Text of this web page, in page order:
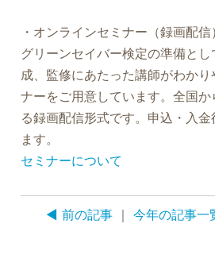
・オンラインセミナー（録画配信
グリーンセイバー検定の準備と
成、監修にあたった講師がわかり
ナーをご用意しています。全国
る録画配信形式です。申込・入
ます。
セミナーについて
◀ 前の記事 ｜ 今年の記事一